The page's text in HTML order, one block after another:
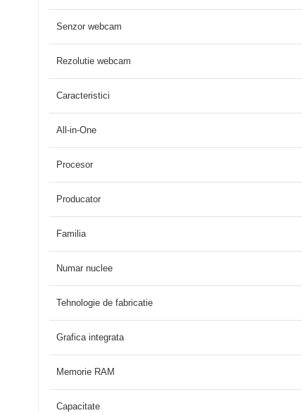
Senzor webcam
Rezolutie webcam
Caracteristici
All-in-One
Procesor
Producator
Familia
Numar nuclee
Tehnologie de fabricatie
Grafica integrata
Memorie RAM
Capacitate